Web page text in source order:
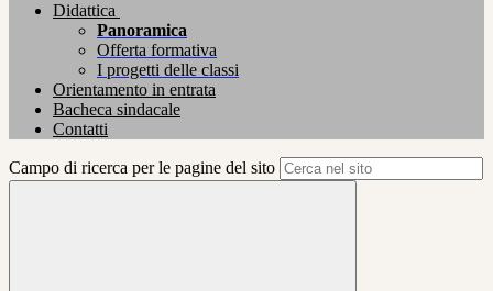
Didattica
Panoramica
Offerta formativa
I progetti delle classi
Orientamento in entrata
Bacheca sindacale
Contatti
Campo di ricerca per le pagine del sito